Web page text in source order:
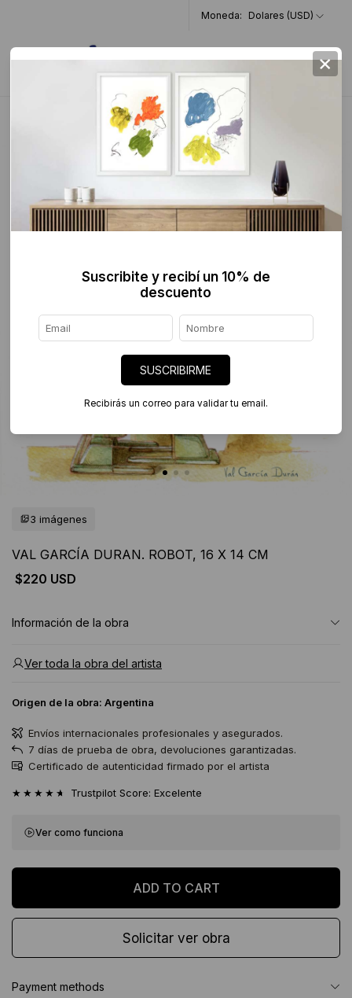
Moneda: Dolares (USD)
0
Figurativa >
3 imágenes
VAL GARCÍA DURAN. ROBOT, 16 X 14 CM
$220 USD
Información de la obra
Ver toda la obra del artista
Origen de la obra: Argentina
Envíos internacionales profesionales y asegurados.
7 días de prueba de obra, devoluciones garantizadas.
Certificado de autenticidad firmado por el artista
★★★★★ Trustpilot Score: Excelente
Ver como funciona
Solicitar ver obra
Payment methods
×
Suscribite y recibí un 10% de
descuento
SUSCRIBIRME
Recibirás un correo para validar tu email.